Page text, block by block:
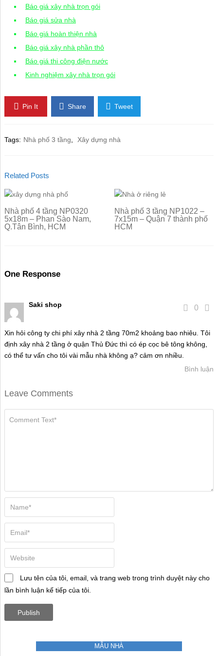
Báo giá xây nhà trọn gói
Báo giá sửa nhà
Báo giá hoàn thiện nhà
Báo giá xây nhà phần thô
Báo giá thi công điện nước
Kinh nghiệm xây nhà trọn gói
Pin It Share Tweet
Tags: Nhà phố 3 tầng, Xây dựng nhà
Related Posts
Nhà phố 4 tầng NP0320
5x18m – Phan Sào Nam,
Q.Tân Bình, HCM
Nhà phố 3 tầng NP1022 –
7x15m – Quận 7 thành phố
HCM
One Response
Saki shop 0
Xin hỏi công ty chi phí xây nhà 2 tầng 70m2 khoảng bao nhiêu. Tôi
định xây nhà 2 tầng ở quận Thủ Đức thì có ép cọc bê tông không,
có thể tư vấn cho tôi vài mẫu nhà không ạ? cảm ơn nhiều.
Bình luận
Leave Comments
Lưu tên của tôi, email, và trang web trong trình duyệt này cho
lần bình luận kế tiếp của tôi.
MẪU NHÀ